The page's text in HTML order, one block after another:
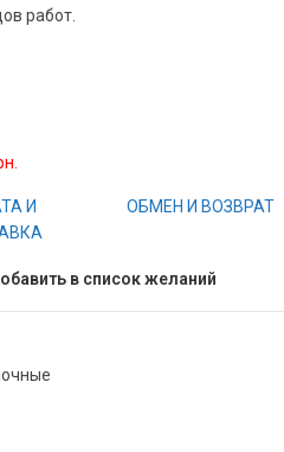
работ.
И
ОБМЕН И ВОЗВРАТ
в список желаний